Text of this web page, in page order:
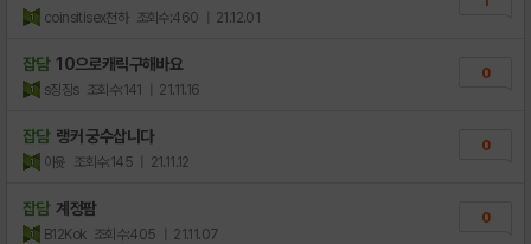
coinsitisex천하 조회수:460 | 21.12.01
잡담 10으로캐릭구해바요
s징징s 조회수:141 | 21.11.16
0
잡담 랭커 궁수삽니다
아윳 조회수:145 | 21.11.12
0
잡담 계정팜
B12Kok 조회수:405 | 21.11.07
0